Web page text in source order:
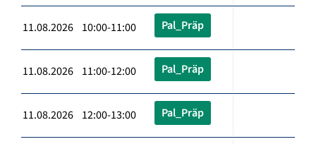
11.08.2026 10:00-11:00 Pal_Präp
11.08.2026 11:00-12:00 Pal_Präp
11.08.2026 12:00-13:00 Pal_Präp